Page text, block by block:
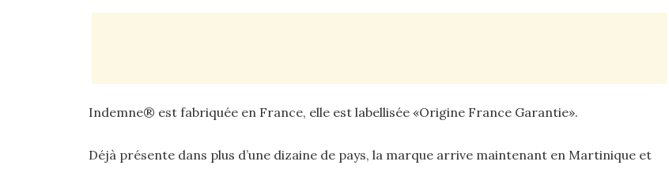
Indemne® est fabriquée en France, elle est labellisée «Origine France Garantie».
Déjà présente dans plus d’une dizaine de pays, la marque arrive maintenant en Martinique et